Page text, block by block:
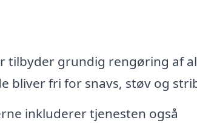
tilbyder grundig rengøring af
bliver fri for snavs, støv og
inkluderer tjenesten også